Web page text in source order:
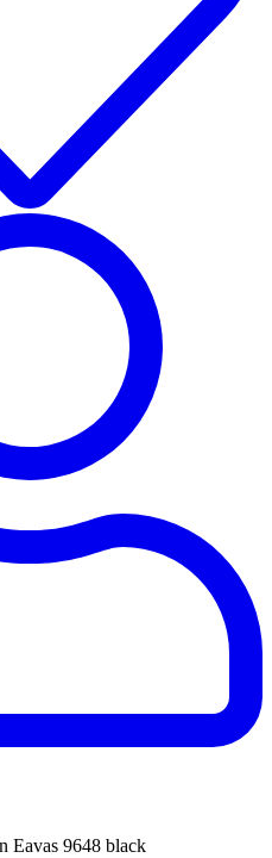
Eavas 9648 black